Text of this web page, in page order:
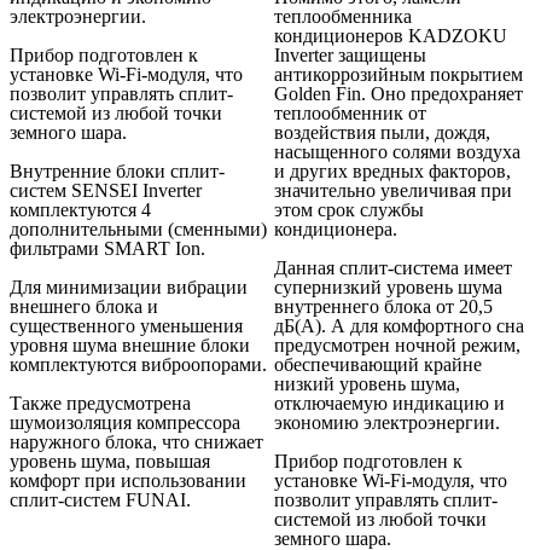
электроэнергии.
Прибор подготовлен к
установке Wi-Fi-модуля, что
позволит управлять сплит-
системой из любой точки
земного шара.
Внутренние блоки сплит-
систем SENSEI Inverter
комплектуются 4
дополнительными (сменными)
фильтрами SMART Ion.
Для минимизации вибрации
внешнего блока и
существенного уменьшения
уровня шума внешние блоки
комплектуются виброопорами.
Также предусмотрена
шумоизоляция компрессора
наружного блока, что снижает
уровень шума, повышая
комфорт при использовании
сплит-систем FUNAI.
теплообменника
кондиционеров KADZOKU
Inverter защищены
антикоррозийным покрытием
Golden Fin. Оно предохраняет
теплообменник от
воздействия пыли, дождя,
насыщенного солями воздуха
и других вредных факторов,
значительно увеличивая при
этом срок службы
кондиционера.
Данная сплит-система имеет
супернизкий уровень шума
внутреннего блока от 20,5
дБ(А). А для комфортного сна
предусмотрен ночной режим,
обеспечивающий крайне
низкий уровень шума,
отключаемую индикацию и
экономию электроэнергии.
Прибор подготовлен к
установке Wi-Fi-модуля, что
позволит управлять сплит-
системой из любой точки
земного шара.